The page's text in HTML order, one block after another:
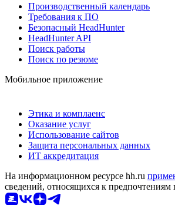
Производственный календарь
Требования к ПО
Безопасный HeadHunter
HeadHunter API
Поиск работы
Поиск по резюме
Мобильное приложение
Этика и комплаенс
Оказание услуг
Использование сайтов
Защита персональных данных
ИТ аккредитация
На информационном ресурсе hh.ru
сведений, относящихся к